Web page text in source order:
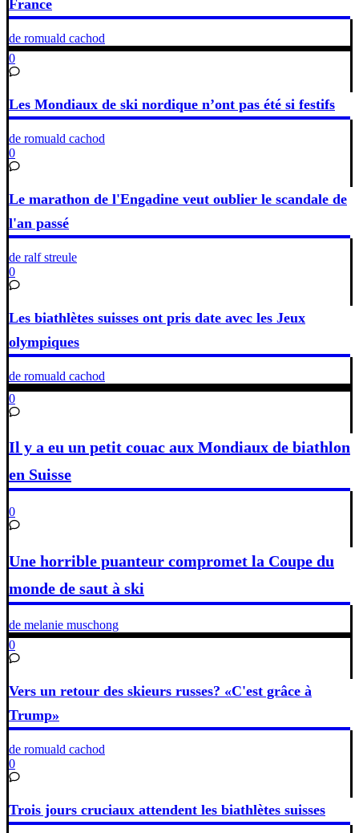
France
de romuald cachod
0
Les Mondiaux de ski nordique n’ont pas été si festifs
de romuald cachod
0
Le marathon de l'Engadine veut oublier le scandale de
l'an passé
de ralf streule
0
Les biathlètes suisses ont pris date avec les Jeux
olympiques
de romuald cachod
0
Il y a eu un petit couac aux Mondiaux de biathlon
en Suisse
0
Une horrible puanteur compromet la Coupe du
monde de saut à ski
de melanie muschong
0
Vers un retour des skieurs russes? «C'est grâce à
Trump»
de romuald cachod
0
Trois jours cruciaux attendent les biathlètes suisses